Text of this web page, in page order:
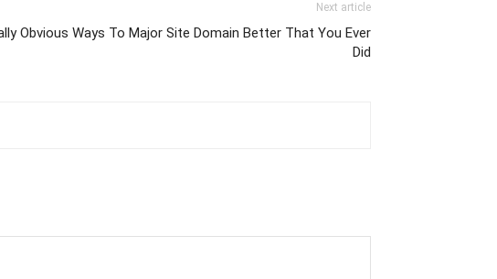
Next article
Obvious Ways To Major Site Domain Better That You Ever
Did